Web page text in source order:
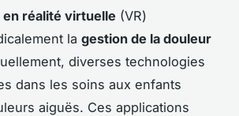
réalité virtuelle (VR)
la gestion de la douleur
diverses technologies
dans les soins aux enfants
aiguës. Ces applications